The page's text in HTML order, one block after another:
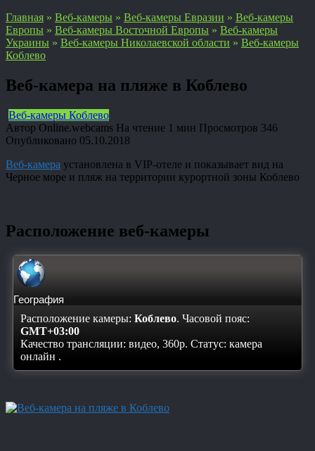
Главная » Веб-камеры » Веб-камеры Евразии » Веб-камеры
Европы » Веб-камеры Восточной Европы » Веб-камеры
Украины » Веб-камеры Николаевской области » Веб-камеры
Коблево
Веб-камера на пляже в Коблево
Веб-камеры Коблево
Автор Online.webcams На чтение 1 мин Просмотров 346
Опубликовано 05.10.2018
Веб-камера установлена в VIP-отеле и показывает вид на
Черное море и пляж на территории курортной зоны Коблево
Расположение веб-камеры
География
Расположение камеры: Коблево. Часовой пояс:
GMT+03:00
Качество трансляции: видео, 360p. Статус: камера
онлайн .